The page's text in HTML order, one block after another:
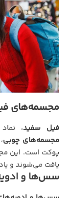
مجسمه‌های
فیل سفید، نماد
مجسمه‌های چوبی،
پوکت است. این
یافت می‌شوند و
سس‌ها و